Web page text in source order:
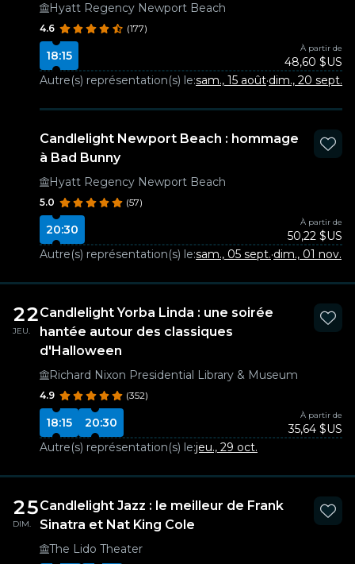
Hyatt Regency Newport Beach
4.6 (177)
18:15
À partir de
48,60 $US
Autre(s) représentation(s) le:sam., 15 août·dim., 20 sept.
Candlelight Newport Beach : hommage
à Bad Bunny
Hyatt Regency Newport Beach
5.0 (57)
20:30
À partir de
50,22 $US
Autre(s) représentation(s) le:sam., 05 sept.·dim., 01 nov.
22
JEU.
Candlelight Yorba Linda : une soirée
hantée autour des classiques
d'Halloween
Richard Nixon Presidential Library & Museum
4.9 (352)
18:15 20:30
À partir de
35,64 $US
Autre(s) représentation(s) le:jeu., 29 oct.
25
DIM.
Candlelight Jazz : le meilleur de Frank
Sinatra et Nat King Cole
The Lido Theater